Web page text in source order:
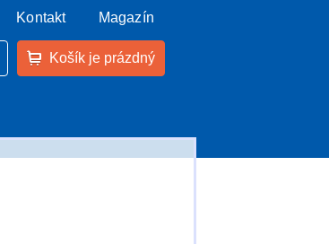
Košík je prázdný
Kontakt Magazín